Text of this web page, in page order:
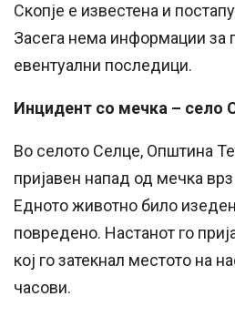
Скопје е известена и
Засега нема информации за
евентуални последици.
Инцидент со мечка – село
Во селото Селце, Општина
пријавен напад од мечка
Едното животно било
повредено. Настанот го
кој го затекнал местото на
часови.